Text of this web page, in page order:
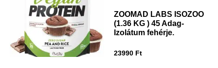
ZOOMAD LABS ISOZOO
(1.36 KG ) 45 Adag-
Izolátum fehérje.
23990 Ft